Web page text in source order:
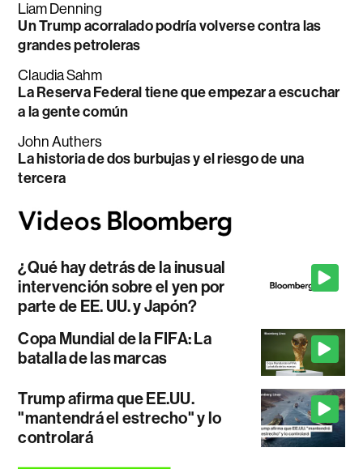
Liam Denning
Un Trump acorralado podría volverse contra las
grandes petroleras
Claudia Sahm
La Reserva Federal tiene que empezar a escuchar
a la gente común
John Authers
La historia de dos burbujas y el riesgo de una
tercera
¿Qué hay detrás de la inusual
intervención sobre el yen por
parte de EE. UU. y Japón?
Copa Mundial de la FIFA: La
batalla de las marcas
Trump afirma que EE.UU.
"mantendrá el estrecho" y lo
controlará